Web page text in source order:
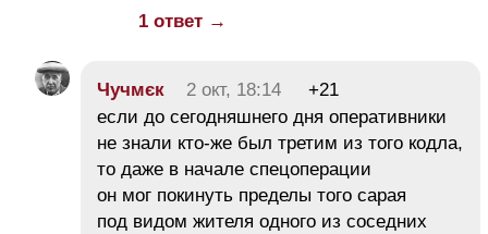
1 ответ →
Чучмєк 2 окт, 18:14
+21
если до сегодняшнего дня оперативники
не знали кто-же был третим из того кодла,
то даже в начале спецоперации
он мог покинуть пределы того сарая
под видом жителя одного из соседних